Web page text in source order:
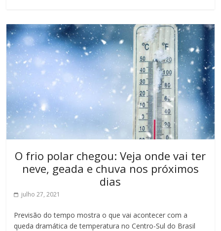
O frio polar chegou: Veja onde vai ter
neve, geada e chuva nos próximos
dias
julho 27, 2021
Previsão do tempo mostra o que vai acontecer com a
queda dramática de temperatura no Centro-Sul do Brasil